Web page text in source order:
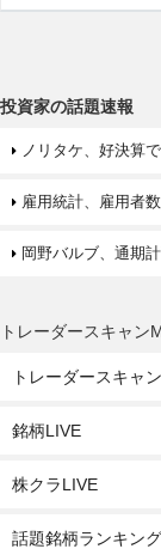
投資家の話題速報
ノリタケ、好決算
雇用統計、雇用者
岡野バルブ、通期
トレーダースキャン
トレーダースキャ
銘柄LIVE
株クラLIVE
話題銘柄ランキング